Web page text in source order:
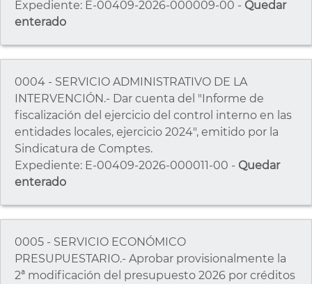
Expediente: E-00409-2026-000009-00 - Quedar
enterado
0004 - SERVICIO ADMINISTRATIVO DE LA
INTERVENCIÓN.- Dar cuenta del "Informe de
fiscalización del ejercicio del control interno en las
entidades locales, ejercicio 2024", emitido por la
Sindicatura de Comptes.
Expediente: E-00409-2026-000011-00 - Quedar
enterado
0005 - SERVICIO ECONÓMICO
PRESUPUESTARIO.- Aprobar provisionalmente la
2ª modificación del presupuesto 2026 por créditos